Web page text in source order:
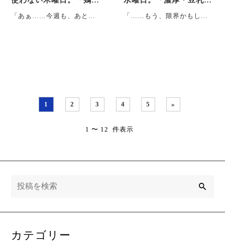
さみと胡瓜の梅昆布和
え」
「あぁ……今週も、あと少
坦々うどん」でパワーチ
「……もう、限界かもしれ
1 2 3 4 5 »
1 〜 12 件表示
カテゴリー